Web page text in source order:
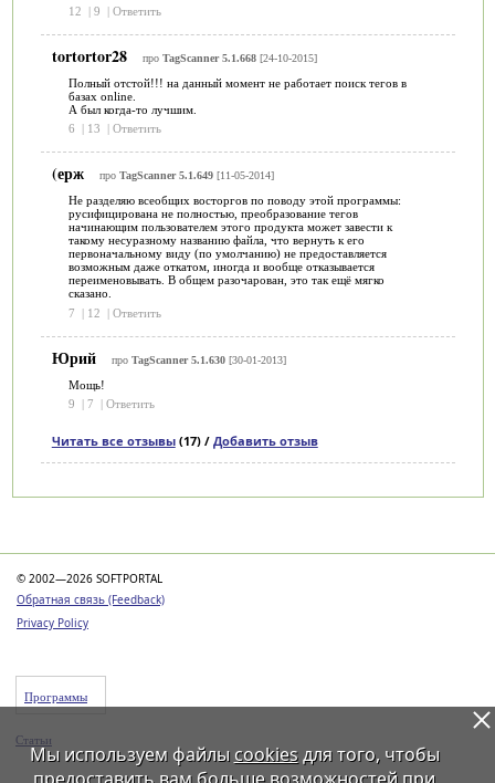
12
| 9 | Ответить
tortortor28 про TagScanner 5.1.668[24-10-2015]
Полный отстой!!! на данный момент не работает поиск тегов в
базах online.
А был когда-то лучшим.
6
13 Ответить
(ерж про TagScanner 5.1.649[11-05-2014]
Не разделяю всеобщих восторгов по поводу этой программы:
русифицирована не полностью, преобразование тегов
начинающим пользователем этого продукта может завести к
такому несуразному названию файла, что вернуть к его
первоначальному виду (по умолчанию) не предоставляется
возможным даже откатом, иногда и вообще отказывается
переименовывать. В общем разочарован, это так ещё мягко
сказано.
7
| 12 | Ответить
Юрий про TagScanner 5.1.630[30-01-2013]
Мощь!
9
7 Ответить
Читать все отзывы(17) / Добавить отзыв
© 2002—2026 SOFTPORTAL
Обратная связь (Feedback)
Privacy Policy
Программы
Статьи
Мы используем файлы cookiesдля того, чтобы